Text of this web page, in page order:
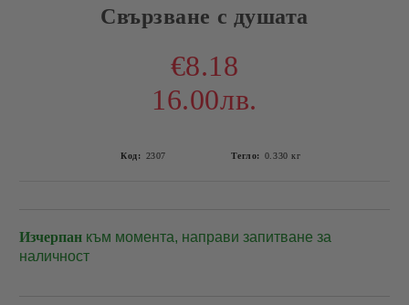
Свързване с душата
€8.18
16.00лв.
Код: 2307 Тегло: 0.330 кг
Изчерпан към момента, направи запитване за
наличност